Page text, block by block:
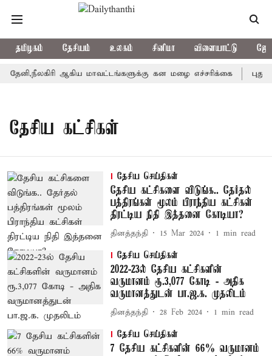
தமிழகம் தேசியம் உலகம் சினிமா விளையாட்டு
ஆகிய மாவட்டங்களுக்கு கன மழை எச்சரிக்கை
தேசிய கட்சிகள்
தேசிய செய்திகள்
தேசிய கட்சிகளை விடுங்க.. தேர்தல்
பத்திரங்கள் மூலம் பிராந்திய கட்சிகள்
திரட்டிய நிதி இத்தனை கோடியா?
தினத்தந்தி 15 Mar 2024 1 min read
தேசிய செய்திகள்
2022-23ல் தேசிய கட்சிகளின்
வருமானம் ரூ.3,077 கோடி - அதிக
வருமானத்துடன் பா.ஜ.க. முதலிடம்
தினத்தந்தி 28 Feb 2024 1 min read
தேசிய செய்திகள்
7 தேசிய கட்சிகளின் 66% வருமானம்